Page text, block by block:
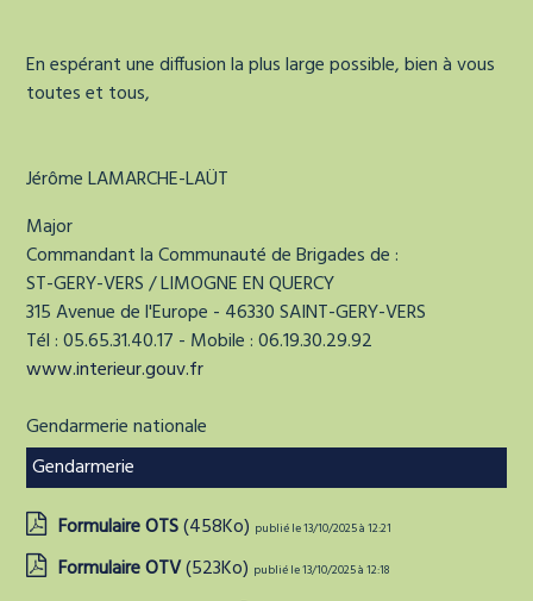
En espérant une diffusion la plus large possible, bien à vous
toutes et tous,
Jérôme LAMARCHE-LAÜT
Major
Commandant la Communauté de Brigades de :
ST-GERY-VERS / LIMOGNE EN QUERCY
315 Avenue de l'Europe - 46330 SAINT-GERY-VERS
Tél : 05.65.31.40.17 - Mobile : 06.19.30.29.92
www.interieur.gouv.fr
Gendarmerie nationale
Gendarmerie
Formulaire OTS(458Ko) publié le 13/10/2025 à 12:21
Formulaire OTV(523Ko) publié le 13/10/2025 à 12:18